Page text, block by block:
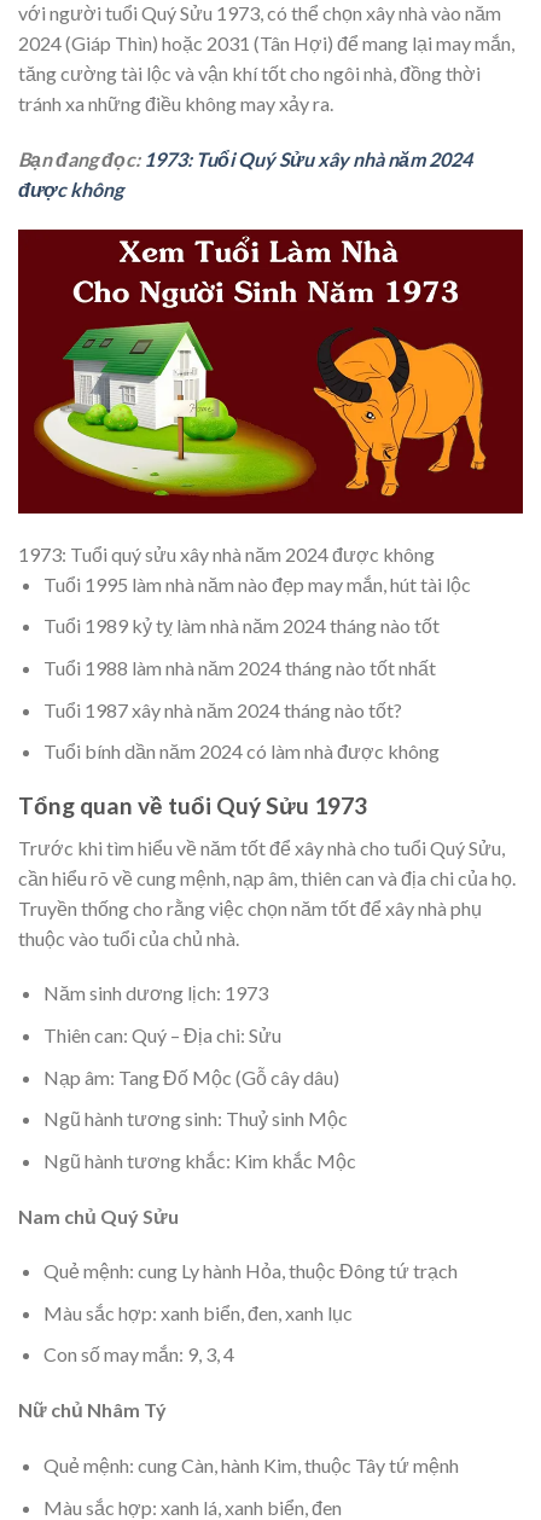
với người tuổi Quý Sửu 1973, có thể chọn xây nhà vào năm
2024 (Giáp Thìn) hoặc 2031 (Tân Hợi) để mang lại may mắn,
tăng cường tài lộc và vận khí tốt cho ngôi nhà, đồng thời
tránh xa những điều không may xảy ra.
Bạn đang đọc: 1973: Tuổi Quý Sửu xây nhà năm 2024
được không
1973: Tuổi quý sửu xây nhà năm 2024 được không
Tuổi 1995 làm nhà năm nào đẹp may mắn, hút tài lộc
Tuổi 1989 kỷ tỵ làm nhà năm 2024 tháng nào tốt
Tuổi 1988 làm nhà năm 2024 tháng nào tốt nhất
Tuổi 1987 xây nhà năm 2024 tháng nào tốt?
Tuổi bính dần năm 2024 có làm nhà được không
Tổng quan về tuổi Quý Sửu 1973
Trước khi tìm hiểu về năm tốt để xây nhà cho tuổi Quý Sửu,
cần hiểu rõ về cung mệnh, nạp âm, thiên can và địa chi của họ.
Truyền thống cho rằng việc chọn năm tốt để xây nhà phụ
thuộc vào tuổi của chủ nhà.
Năm sinh dương lịch: 1973
Thiên can: Quý – Địa chi: Sửu
Nạp âm: Tang Đố Mộc (Gỗ cây dâu)
Ngũ hành tương sinh: Thuỷ sinh Mộc
Ngũ hành tương khắc: Kim khắc Mộc
Nam chủ Quý Sửu
Quẻ mệnh: cung Ly hành Hỏa, thuộc Đông tứ trạch
Màu sắc hợp: xanh biển, đen, xanh lục
Con số may mắn: 9, 3, 4
Nữ chủ Nhâm Tý
Quẻ mệnh: cung Càn, hành Kim, thuộc Tây tứ mệnh
Màu sắc hợp: xanh lá, xanh biển, đen